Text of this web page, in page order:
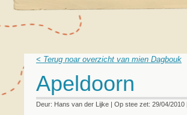
< Terug noar overzicht van mien Dagbouk
Apeldoorn
Deur: Hans van der Lijke | Op stee zet: 29/04/2010 |